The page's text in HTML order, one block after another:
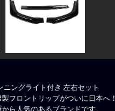
ングライト付き 左右セット
フロントリップがついに日本へ！
ら人気のあるブランドです。